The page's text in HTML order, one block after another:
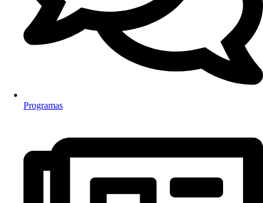
Programas